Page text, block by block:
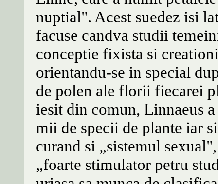
nuptial". Acest suedez isi
facuse candva studii
conceptie fixista si
orientandu-se in special
de polen ale florii fiecarei
iesit din comun, Linnaeus
mii de specii de plante iar
curand si „sistemul
„foarte stimulator petru